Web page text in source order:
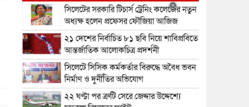
সিলেটের সরকারি টিচার্স ট্রেনিং কলেজের নতুন
অধ্যক্ষ হলেন প্রফেসর ফৌজিয়া আজিজ
২১ দেশের নির্বাচিত ৮১ ছবি নিয়ে শাবিপ্রবিতে
আন্তর্জাতিক আলোকচিত্র প্রদর্শনী
সিলেটে সিসিক কর্মকর্তার বিরুদ্ধে অবৈধ ভবন
নির্মাণ ও দুর্নীতির অভিযোগ
২২ ঘণ্টা পর ত্রুটি সেরে জেদ্দার উদ্দেশ্যে